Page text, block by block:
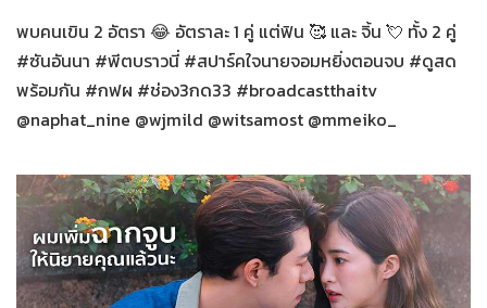
พบคนเขิน 2 อัตรา 😂 อัตราละ 1 คู่ แต่ฟิน 🥰 และ จิ้น 💘 ทั้ง 2 คู่
#ซันอันนา #พีตบราวนี่ #สปาร์คใจนายจอมหยิ่งตอนจบ #ดูสด
พร้อมกัน #กฟผ #ช่อง3กด33 #broadcastthaitv
@naphat_nine @wjmild @witsamost @mmeiko_